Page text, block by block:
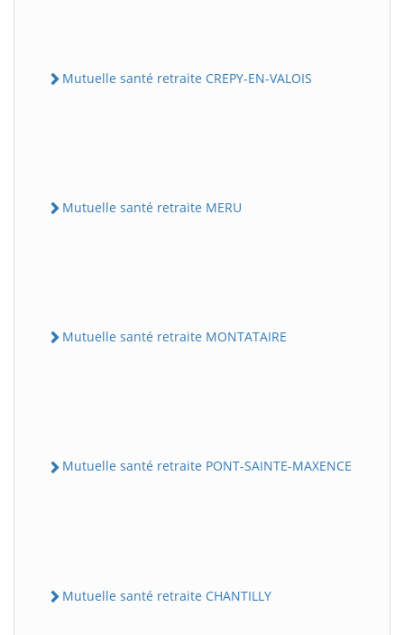
Mutuelle santé retraite CREPY-EN-VALOIS
Mutuelle santé retraite MERU
Mutuelle santé retraite MONTATAIRE
Mutuelle santé retraite PONT-SAINTE-MAXENCE
Mutuelle santé retraite CHANTILLY